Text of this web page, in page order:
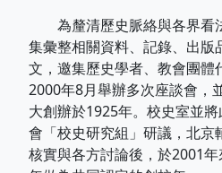
為釐清歷史脈絡與各界看
集彙整相關資料、記錄、出版
文，邀集歷史學者、教會團體
2000年8月舉辦多次座談會，
大創辦於1925年。校史室並
會「校史研究組」研議，北京
核實與各方討論後，於2001